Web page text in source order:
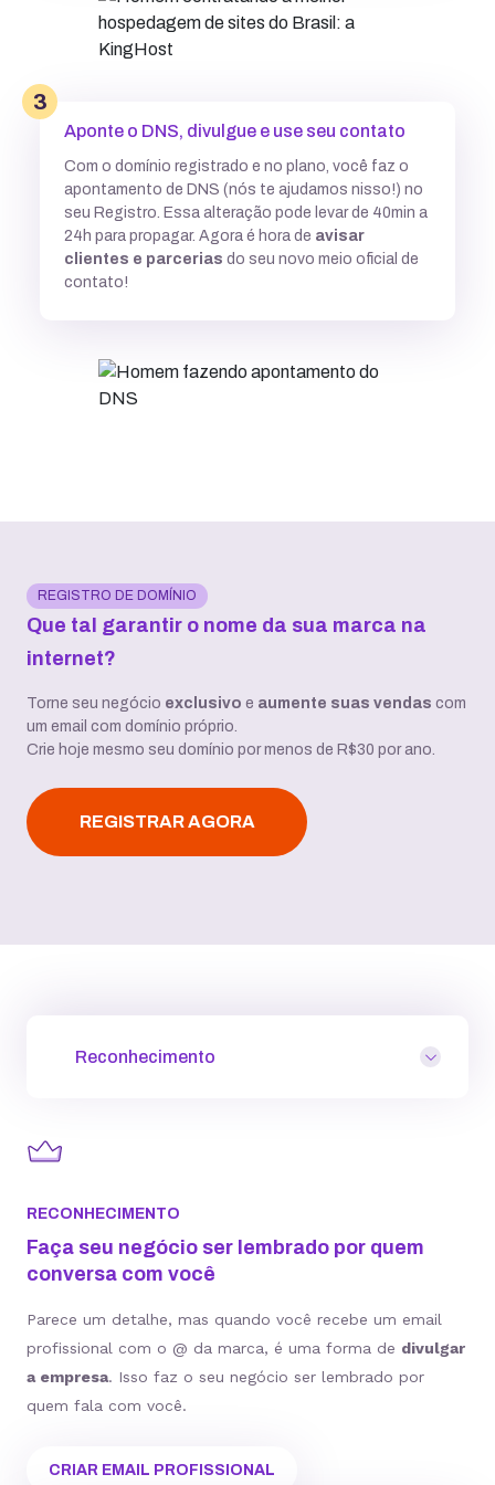
3
Aponte o DNS, divulgue e use seu contato
Com o domínio registrado e no plano, você faz o
apontamento de DNS (nós te ajudamos nisso!) no
seu Registro. Essa alteração pode levar de 40min a
24h para propagar. Agora é hora de avisar
clientes e parcerias do seu novo meio oficial de
contato!
REGISTRO DE DOMÍNIO
Que tal garantir o nome da sua marca na
internet?
Torne seu negócio exclusivo e aumente suas vendas com
um email com domínio próprio.
Crie hoje mesmo seu domínio por menos de R$30 por ano.
REGISTRAR AGORA
Reconhecimento
RECONHECIMENTO
Faça seu negócio ser lembrado por quem
conversa com você
Parece um detalhe, mas quando você recebe um email
profissional com o @ da marca, é uma forma de divulgar
a empresa. Isso faz o seu negócio ser lembrado por
quem fala com você.
CRIAR EMAIL PROFISSIONAL